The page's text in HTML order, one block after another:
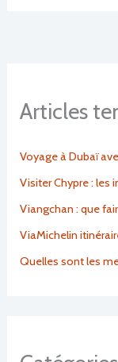
Articles
Voyage à Dubaï
Visiter Chypre : les
Viangchan : que
ViaMichelin
Quelles sont les